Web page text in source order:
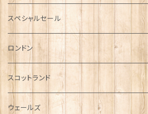
ミニカー
チャーム
犬グッズ
傘
スペシャルセール
ロンドン
スコットランド
ウェールズ